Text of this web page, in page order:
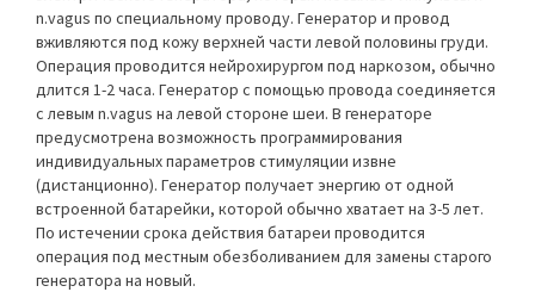
n.vagus по специальному проводу. Генератор и провод
вживляются под кожу верхней части левой половины груди.
Операция проводится нейрохирургом под наркозом, обычно
длится 1-2 часа. Генератор с помощью провода соединяется
с левым n.vagus на левой стороне шеи. В генераторе
предусмотрена возможность программирования
индивидуальных параметров стимуляции извне
(дистанционно). Генератор получает энергию от одной
встроенной батарейки, которой обычно хватает на 3-5 лет.
По истечении срока действия батареи проводится
операция под местным обезболиванием для замены старого
генератора на новый.